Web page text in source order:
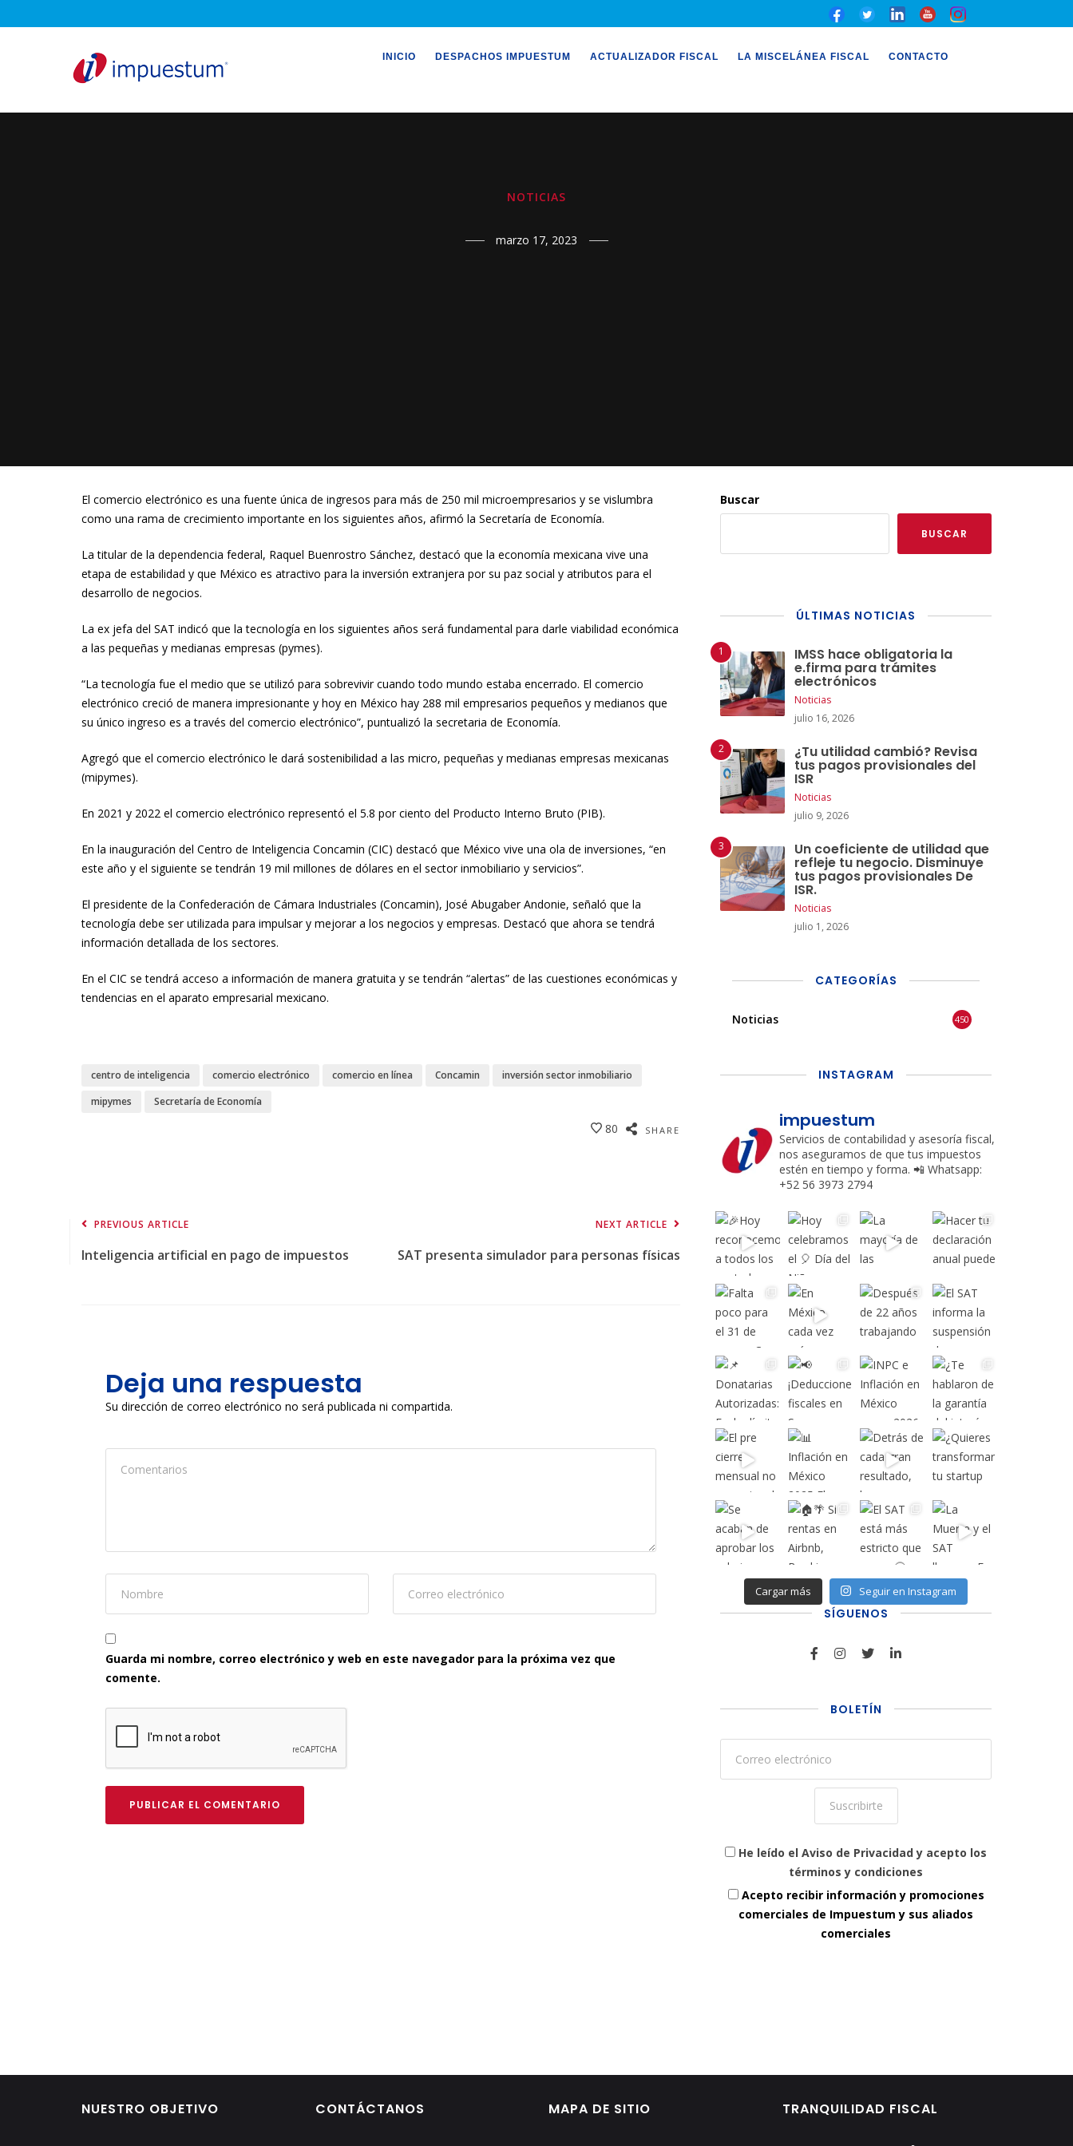
INICIO DESPACHOS IMPUESTUM ACTUALIZADOR FISCAL LA MISCELÁNEA FISCAL CONTACTO
NOTICIAS
marzo 17, 2023
El comercio electrónico es una fuente única de ingresos para más de 250 mil microempresarios y se vislumbra
como una rama de crecimiento importante en los siguientes años, afirmó la Secretaría de Economía.
La titular de la dependencia federal, Raquel Buenrostro Sánchez, destacó que la economía mexicana vive una
etapa de estabilidad y que México es atractivo para la inversión extranjera por su paz social y atributos para el
desarrollo de negocios.
La ex jefa del SAT indicó que la tecnología en los siguientes años será fundamental para darle viabilidad económica
a las pequeñas y medianas empresas (pymes).
“La tecnología fue el medio que se utilizó para sobrevivir cuando todo mundo estaba encerrado. El comercio
electrónico creció de manera impresionante y hoy en México hay 288 mil empresarios pequeños y medianos que
su único ingreso es a través del comercio electrónico”, puntualizó la secretaria de Economía.
Agregó que el comercio electrónico le dará sostenibilidad a las micro, pequeñas y medianas empresas mexicanas
(mipymes).
En 2021 y 2022 el comercio electrónico representó el 5.8 por ciento del Producto Interno Bruto (PIB).
En la inauguración del Centro de Inteligencia Concamin (CIC) destacó que México vive una ola de inversiones, “en
este año y el siguiente se tendrán 19 mil millones de dólares en el sector inmobiliario y servicios”.
El presidente de la Confederación de Cámara Industriales (Concamin), José Abugaber Andonie, señaló que la
tecnología debe ser utilizada para impulsar y mejorar a los negocios y empresas. Destacó que ahora se tendrá
información detallada de los sectores.
En el CIC se tendrá acceso a información de manera gratuita y se tendrán “alertas” de las cuestiones económicas y
tendencias en el aparato empresarial mexicano.
centro de inteligencia comercio electrónico comercio en línea Concamin
inversión sector inmobiliario
mipymes
Secretaría de Economía
SHARE
80
PREVIOUS ARTICLE
Inteligencia artificial en pago de impuestos
NEXT ARTICLE
SAT presenta simulador para personas físicas
Deja una respuesta
Su dirección de correo electrónico no será publicada ni compartida.
Guarda mi nombre, correo electrónico y web en este navegador para la próxima vez que
comente.
PUBLICAR EL COMENTARIO
Buscar
BUSCAR
ÚLTIMAS NOTICIAS
IMSS hace obligatoria la
e.firma para trámites
electrónicos
Noticias
julio 16, 2026
¿Tu utilidad cambió? Revisa
tus pagos provisionales del
ISR
Noticias
julio 9, 2026
Un coeficiente de utilidad que
refleje tu negocio. Disminuye
tus pagos provisionales De
ISR.
Noticias
julio 1, 2026
CATEGORÍAS
Noticias 450
INSTAGRAM
impuestum
Servicios de contabilidad y asesoría fiscal,
nos aseguramos de que tus impuestos
estén en tiempo y forma. 📲 Whatsapp:
+52 56 3973 2794
Cargar más Seguir en Instagram
SÍGUENOS
BOLETÍN
He leído el Aviso de Privacidad y acepto los
términos y condiciones
Acepto recibir información y promociones
comerciales de Impuestum y sus aliados
comerciales
NUESTRO OBJETIVO CONTÁCTANOS MAPA DE SITIO TRANQUILIDAD FISCAL